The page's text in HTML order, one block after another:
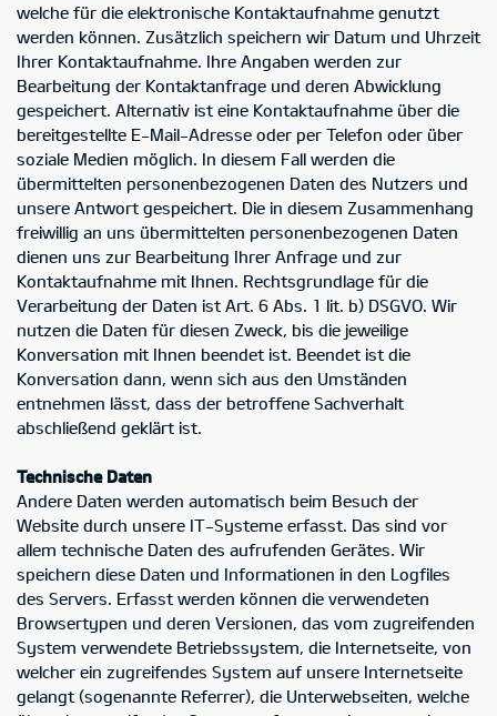
welche für die elektronische Kontaktaufnahme genutzt
werden können. Zusätzlich speichern wir Datum und Uhrzeit
Ihrer Kontaktaufnahme. Ihre Angaben werden zur
Bearbeitung der Kontaktanfrage und deren Abwicklung
gespeichert. Alternativ ist eine Kontaktaufnahme über die
bereitgestellte E-Mail-Adresse oder per Telefon oder über
soziale Medien möglich. In diesem Fall werden die
übermittelten personenbezogenen Daten des Nutzers und
unsere Antwort gespeichert. Die in diesem Zusammenhang
freiwillig an uns übermittelten personenbezogenen Daten
dienen uns zur Bearbeitung Ihrer Anfrage und zur
Kontaktaufnahme mit Ihnen. Rechtsgrundlage für die
Verarbeitung der Daten ist Art. 6 Abs. 1 lit. b) DSGVO. Wir
nutzen die Daten für diesen Zweck, bis die jeweilige
Konversation mit Ihnen beendet ist. Beendet ist die
Konversation dann, wenn sich aus den Umständen
entnehmen lässt, dass der betroffene Sachverhalt
abschließend geklärt ist.
Technische Daten
Andere Daten werden automatisch beim Besuch der
Website durch unsere IT-Systeme erfasst. Das sind vor
allem technische Daten des aufrufenden Gerätes. Wir
speichern diese Daten und Informationen in den Logfiles
des Servers. Erfasst werden können die verwendeten
Browsertypen und deren Versionen, das vom zugreifenden
System verwendete Betriebssystem, die Internetseite, von
welcher ein zugreifendes System auf unsere Internetseite
gelangt (sogenannte Referrer), die Unterwebseiten, welche